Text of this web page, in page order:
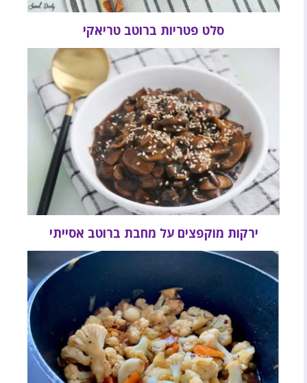
סלט פטריות ברוטב טריאקי
ירקות מוקפצים על מחבת ברוטב אסייתי